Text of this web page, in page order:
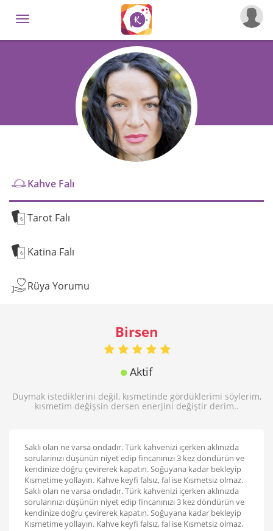
Kahve Falı
Tarot Falı
Katina Falı
Rüya Yorumu
Birsen
Aktif
Duymak istediklerini değil, kısmetinde gördüklerimi söylerim,
kısmetim değişsin dersen enerjini değiştir derim..
Saklı olan ne varsa ondadır. Türk kahvenizi içerken aklınızda
sorularınızı düşünün niyet edip fincanınızı 3 kez döndürün ve
kendinize doğru çevirerek kapatın. Soğuyana kadar bekleyip
Kısmetime yollayın. Kahve keyfi falsız, fal ise Kısmetsiz olmaz.
Saklı olan ne varsa ondadır. Türk kahvenizi içerken aklınızda
sorularınızı düşünün niyet edip fincanınızı 3 kez döndürün ve
kendinize doğru çevirerek kapatın. Soğuyana kadar bekleyip
Kısmetime yollayın. Kahve keyfi falsız, fal ise Kısmetsiz olmaz.